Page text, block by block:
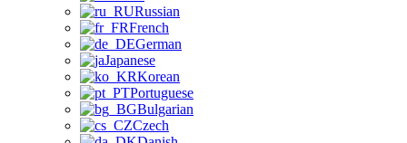
Russian
French
German
Japanese
Korean
Portuguese
Bulgarian
Czech